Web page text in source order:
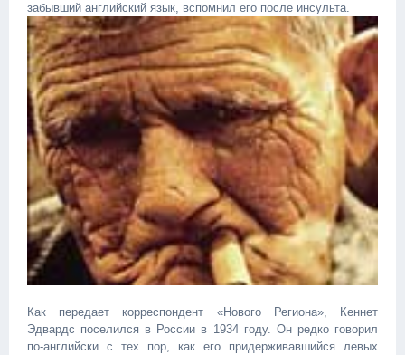
забывший английский язык, вспомнил его после инсульта.
Как передает корреспондент «Нового Региона», Кеннет
Эдвардс поселился в России в 1934 году. Он редко говорил
по-английски с тех пор, как его придерживавшийся левых